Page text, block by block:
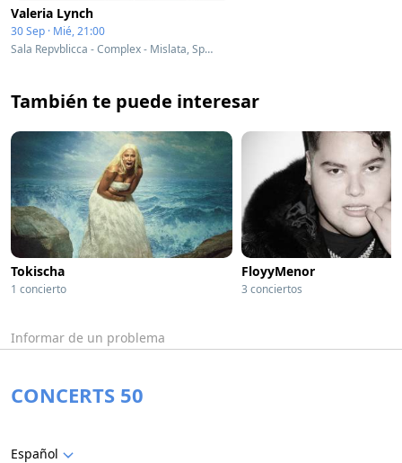
Valeria Lynch
30 Sep · Mié, 21:00
Sala Repvblicca - Complex - Mislata, Spain
También te puede interesar
Tokischa
1 concierto
FloyyMenor
3 conciertos
Informar de un problema
CONCERTS 50
Español